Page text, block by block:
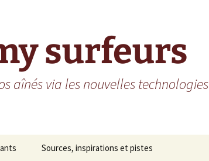
surfeurs
aînés via les nouvelles technologies
Sources, inspirations et pistes